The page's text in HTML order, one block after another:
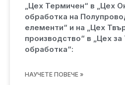
„Цех Термичен“ в „Цех
обработка на
елементи“ и на „Цех
производство“ в „Цех
обработка“:
НАУЧЕТЕ ПОВЕЧЕ »